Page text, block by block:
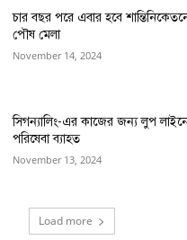
চার বছর পরে এবার হবে
পৌষ মেলা
November 14, 2024
সিগন্যালিং-এর কাজের জন্য লুপ
পরিষেবা ব্যাহত
November 13, 2024
Load more